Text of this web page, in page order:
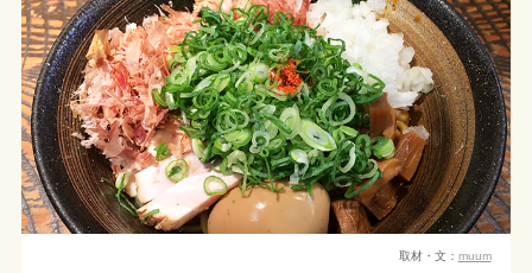
取材・文： muum